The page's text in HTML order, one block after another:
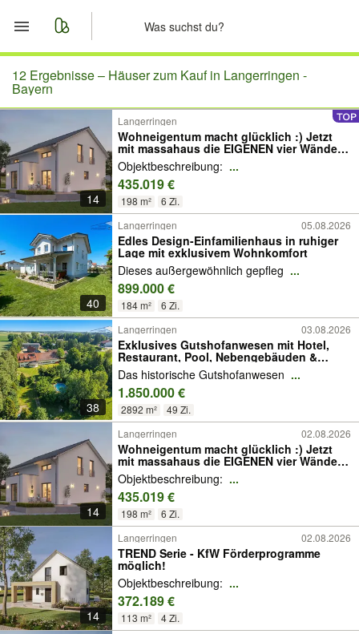
Start
Merkliste
Nachrichten
Anzeige aufgeben
12 Ergebnisse – Häuser zum Kauf in Langerringen -
Bayern
14
Langerringen
Wohneigentum macht glücklich :) Jetzt
mit massahaus die EIGENEN vier Wände
verwirklichen
Objektbeschreibung: ...
435.019 €
198 m² 6 Zi.
40
Langerringen 05.08.2026
Edles Design-Einfamilienhaus in ruhiger
Lage mit exklusivem Wohnkomfort
Dieses außergewöhnlich gepfleg ...
899.000 €
184 m² 6 Zi.
38
Langerringen 03.08.2026
Exklusives Gutshofanwesen mit Hotel,
Restaurant, Pool, Nebengebäuden &
Ausbaupotenzial auf 29.000 m²
Das historische Gutshofanwesen ...
1.850.000 €
2892 m² 49 Zi.
14
Langerringen 02.08.2026
Wohneigentum macht glücklich :) Jetzt
mit massahaus die EIGENEN vier Wände
verwirklichen
Objektbeschreibung: ...
435.019 €
198 m² 6 Zi.
14
Langerringen 02.08.2026
TREND Serie - KfW Förderprogramme
möglich!
Objektbeschreibung: ...
372.189 €
113 m² 4 Zi.